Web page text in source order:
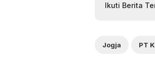
Ikuti Berita
Jogja